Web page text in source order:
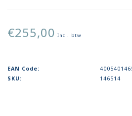
€255,00 Incl. btw
EAN Code:
SKU:
146514